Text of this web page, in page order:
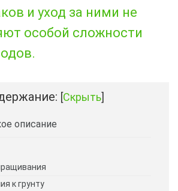
и уход за ними не
особой сложности
[Скрыть]
описание
к грунту